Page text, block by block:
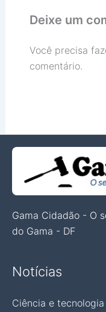
Deixe um
Você precisa
comentário.
Gama Cidadão - O
do Gama - DF
Notícias
Ciência e tecnologia